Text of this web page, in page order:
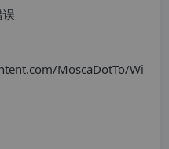
MoscaDotTo/Wi